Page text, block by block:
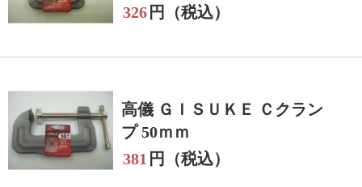
326 円（税込）
高儀 ＧＩＳＵＫＥ Ｃクラン
プ 50ｍｍ
381 円（税込）